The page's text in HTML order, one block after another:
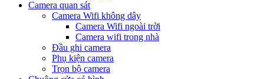
Camera quan sát
Camera Wifi không dây
Camera Wifi ngoài trời
Camera wifi trong nhà
Đầu ghi camera
Phụ kiện camera
Trọn bộ camera